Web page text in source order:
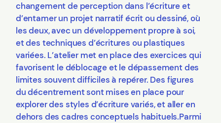
changement de perception dans l’écriture et
d’entamer un projet narratif écrit ou dessiné, où
les deux, avec un développement propre à soi,
et des techniques d’écritures ou plastiques
variées. L’atelier met en place des exercices qui
favorisent le déblocage et le dépassement des
limites souvent difficiles à repérer. Des figures
du décentrement sont mises en place pour
explorer des styles d’écriture variés, et aller en
dehors des cadres conceptuels habituels.Parmi